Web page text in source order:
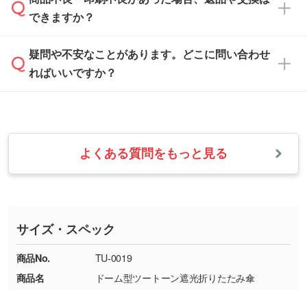
解像度の低い画像や、手書きのイラスト、写真
などを、印刷に適したベクターデータに変換し
・フルカラーデータを1色に変換してほしい
・1色印刷でグラデーションや濃淡を表現した
い
す。→詳しく見る
・コーポレートカラーを使って印刷したい／印
刷色にこだわりがある
白色か淡い色の印刷色をおすすめしておりま
す。
本体色がナチュラルなど淡色の場合、印刷をく
っきりと目立たせたいときは濃い印刷色が、柔
らかい雰囲気にしたいときは淡い印刷色が映え
また、お選びいただいた印刷色が本体色に合わ
ない場合や仕上がりに影響しそうな場合は、ス
タッフから別の色をご案内することもございま
休みとなります。注文・見積・お問い合わせ
速やかに対応いたします。
できますか？
お手数をお掛けいたしますが、至急担当スタッ
フまでご連絡ください。商品の状況を確認し、
・お届け時に商品が損傷・故障している場合
・ご注文と異なる商品が届いた場合
・印刷不良があった場合
※詳しくは「商品の良品基準について
ください。
【返品・交換ができない場合】
疑問や不安なことがあります。どこに問い合わせ
ればいいですか？
業日以内に担当スタッフよりメールにてご連絡
いたします。
お急ぎの場合はお電話でのご質問も受け付けて
TEL：0422-29-9911 営業時間10:00～
18:00(土日祝日除く)
お問い合わせフォームはこちら
よくある質問をもっと見る
サイズ・スペック
商品No.
TU-0019
商品名
ドーム型ツートーン遮光折りたたみ傘